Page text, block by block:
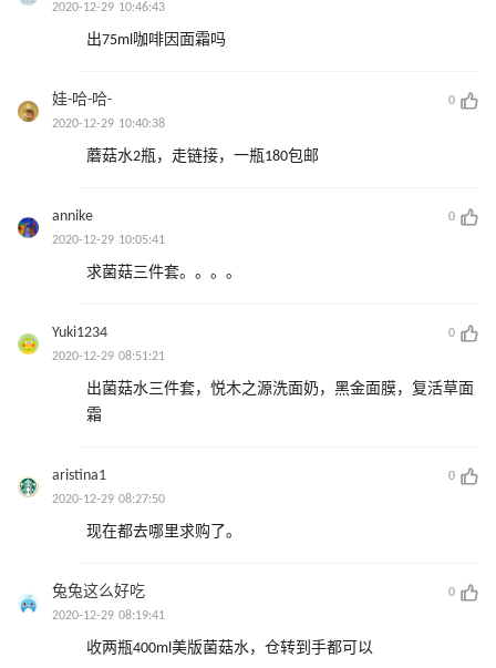
2020-12-29 10:46:43
出75ml咖啡因面霜吗
娃-哈-哈-
0
2020-12-29 10:40:38
蘑菇水2瓶，走链接，一瓶180包邮
annike
0
2020-12-29 10:05:41
求菌菇三件套。。。。
Yuki1234
0
2020-12-29 08:51:21
出菌菇水三件套，悦木之源洗面奶，黑金面膜，复活草面
霜
aristina1
0
2020-12-29 08:27:50
现在都去哪里求购了。
兔兔这么好吃
0
2020-12-29 08:19:41
收两瓶400ml美版菌菇水，仓转到手都可以